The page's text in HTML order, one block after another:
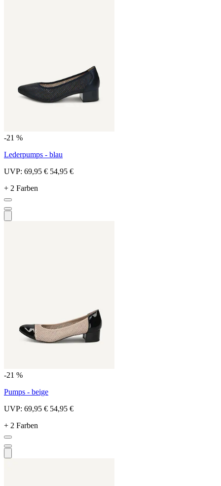
-21 %
Lederpumps - blau
UVP: 69,95 € 54,95 €
+ 2 Farben
-21 %
Pumps - beige
UVP: 69,95 € 54,95 €
+ 2 Farben